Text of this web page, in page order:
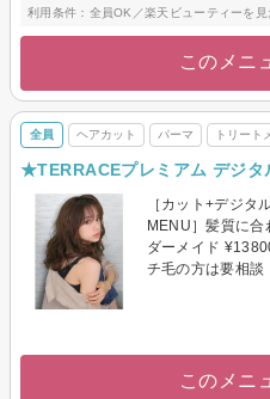
利用条件：全員OK／楽天ビューティーを見
このメニ
全員 ヘアカット パーマ トリート
★TERRACEプレミアム デジ
［カット+デジタ
MENU］髪質に合
ダーメイド
チ毛の方は要相談
このメニ